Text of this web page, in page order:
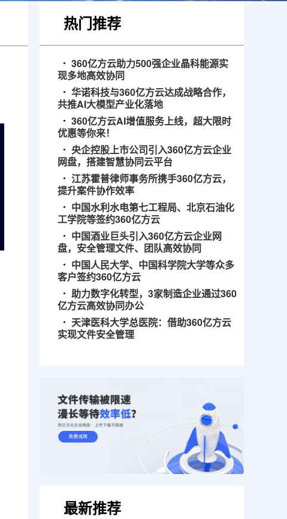
热门推荐
360亿方云助力500强企业晶科能源实
现多地高效协同
华诺科技与360亿方云达成战略合作，
共推AI大模型产业化落地
360亿方云AI增值服务上线，超大限时
优惠等你来！
央企控股上市公司引入360亿方云企业
网盘，搭建智慧协同云平台
江苏霍普律师事务所携手360亿方云，
提升案件协作效率
中国水利水电第七工程局、北京石油化
工学院等签约360亿方云
中国酒业巨头引入360亿方云企业网
盘，安全管理文件、团队高效协同
中国人民大学、中国科学院大学等众多
客户签约360亿方云
助力数字化转型，3家制造企业通过360
亿方云高效协同办公
天津医科大学总医院：借助360亿方云
实现文件安全管理
最新推荐